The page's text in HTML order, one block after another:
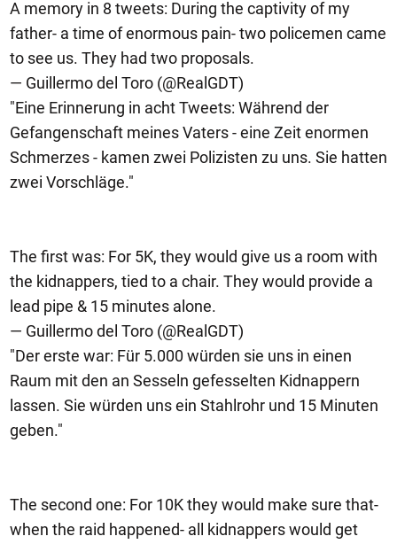
A memory in 8 tweets: During the captivity of my
father- a time of enormous pain- two policemen came
to see us. They had two proposals.
— Guillermo del Toro (@RealGDT)
"Eine Erinnerung in acht Tweets: Während der
Gefangenschaft meines Vaters - eine Zeit enormen
Schmerzes - kamen zwei Polizisten zu uns. Sie hatten
zwei Vorschläge."
The first was: For 5K, they would give us a room with
the kidnappers, tied to a chair. They would provide a
lead pipe & 15 minutes alone.
— Guillermo del Toro (@RealGDT)
"Der erste war: Für 5.000 würden sie uns in einen
Raum mit den an Sesseln gefesselten Kidnappern
lassen. Sie würden uns ein Stahlrohr und 15 Minuten
geben."
The second one: For 10K they would make sure that-
when the raid happened- all kidnappers would get